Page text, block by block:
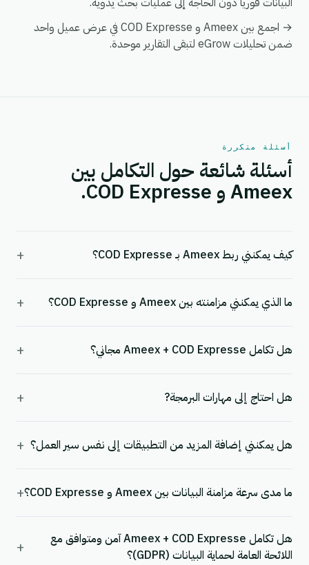
→ اجمع بين Ameex و COD Expresse في عرض عميل واحد
ضمن تحليلات eGrow لتبقى التقارير موحدة.
أسئلة متكررة
أسئلة شائعة حول التكامل بين
Ameex و COD Expresse.
كيف يمكنني ربط Ameex بـ COD Expresse؟ +
ما الذي يمكنني مزامنته بين Ameex و COD Expresse؟ +
هل تكامل Ameex + COD Expresse مجاني؟ +
هل احتاج إلى مهارات البرمجة? +
هل يمكنني إضافة المزيد من التطبيقات إلى نفس سير العمل؟ +
ما مدى سرعة مزامنة البيانات بين Ameex و COD Expresse؟ +
هل تكامل Ameex + COD Expresse آمن ومتوافق مع
اللائحة العامة لحماية البيانات (GDPR)؟
+